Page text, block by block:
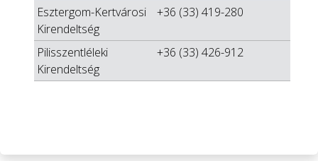
Esztergom-Kertvárosi
Kirendeltség
+36 (33) 419-280
Pilisszentléleki
Kirendeltség
+36 (33) 426-912